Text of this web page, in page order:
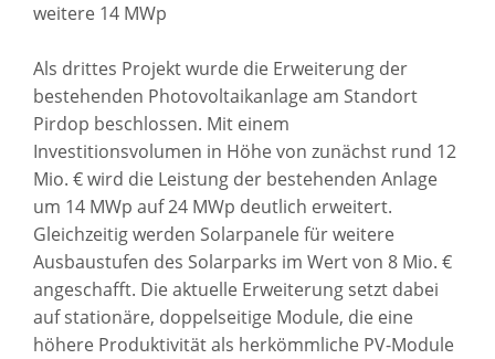
weitere 14 MWp
Als drittes Projekt wurde die Erweiterung der
bestehenden Photovoltaikanlage am Standort
Pirdop beschlossen. Mit einem
Investitionsvolumen in Höhe von zunächst rund 12
Mio. € wird die Leistung der bestehenden Anlage
um 14 MWp auf 24 MWp deutlich erweitert.
Gleichzeitig werden Solarpanele für weitere
Ausbaustufen des Solarparks im Wert von 8 Mio. €
angeschafft. Die aktuelle Erweiterung setzt dabei
auf stationäre, doppelseitige Module, die eine
höhere Produktivität als herkömmliche PV-Module